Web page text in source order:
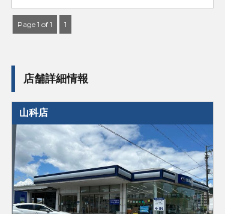
Page 1 of 1 1
店舗詳細情報
山科店